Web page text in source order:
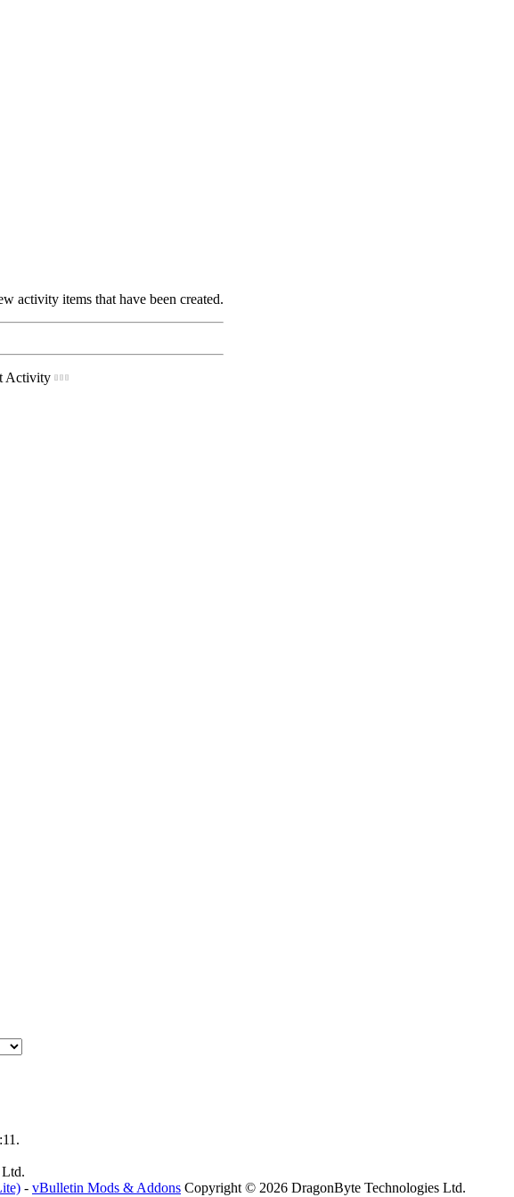
activity items that have been created.
Activity
.
Ltd.
- vBulletin Mods & Addons Copyright © 2026 DragonByte Technologies Ltd.